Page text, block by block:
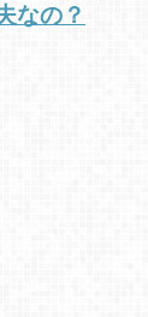
なの？